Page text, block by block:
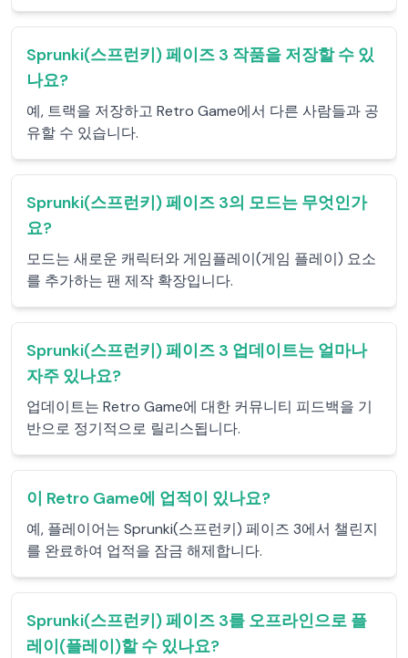
Sprunki(스프런키) 페이즈 3 작품을 저장할 수 있
나요?
예, 트랙을 저장하고 Retro Game에서 다른 사람들과 공
유할 수 있습니다.
Sprunki(스프런키) 페이즈 3의 모드는 무엇인가
요?
모드는 새로운 캐릭터와 게임플레이(게임 플레이) 요소
를 추가하는 팬 제작 확장입니다.
Sprunki(스프런키) 페이즈 3 업데이트는 얼마나
자주 있나요?
업데이트는 Retro Game에 대한 커뮤니티 피드백을 기
반으로 정기적으로 릴리스됩니다.
이 Retro Game에 업적이 있나요?
예, 플레이어는 Sprunki(스프런키) 페이즈 3에서 챌린지
를 완료하여 업적을 잠금 해제합니다.
Sprunki(스프런키) 페이즈 3를 오프라인으로 플
레이(플레이)할 수 있나요?